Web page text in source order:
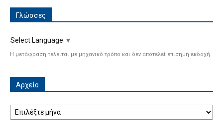
Γλώσσες
Select Language ▼
Η μετάφραση τελείται με μηχανικό τρόπο και δεν αποτελεί επίσημη εκδοχή.
Αρχείο
Αρχείο